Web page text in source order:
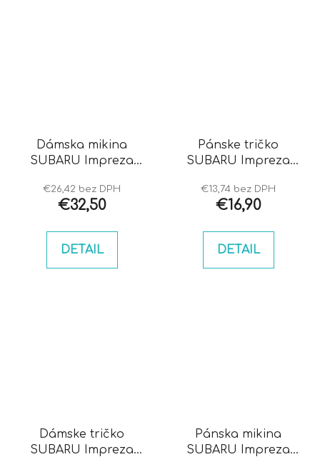
Dámska mikina
SUBARU Impreza
€26,42 bez DPH
€32,50
DETAIL
Pánske tričko
SUBARU Impreza
€13,74 bez DPH
€16,90
DETAIL
Dámske tričko
SUBARU Impreza
Pánska mikina
SUBARU Impreza